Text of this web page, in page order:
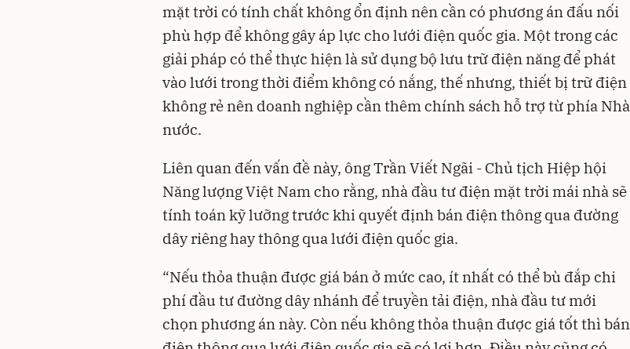
mặt trời có tính chất không ổn định nên cần có phương án đấu nối
phù hợp để không gây áp lực cho lưới điện quốc gia. Một trong các
giải pháp có thể thực hiện là sử dụng bộ lưu trữ điện năng để phát
vào lưới trong thời điểm không có nắng, thế nhưng, thiết bị trữ điện
không rẻ nên doanh nghiệp cần thêm chính sách hỗ trợ từ phía Nhà
nước.
Liên quan đến vấn đề này, ông Trần Viết Ngãi - Chủ tịch Hiệp hội
Năng lượng Việt Nam cho rằng, nhà đầu tư điện mặt trời mái nhà sẽ
tính toán kỹ lưỡng trước khi quyết định bán điện thông qua đường
dây riêng hay thông qua lưới điện quốc gia.
“Nếu thỏa thuận được giá bán ở mức cao, ít nhất có thể bù đắp chi
phí đầu tư đường dây nhánh để truyền tải điện, nhà đầu tư mới
chọn phương án này. Còn nếu không thỏa thuận được giá tốt thì bán